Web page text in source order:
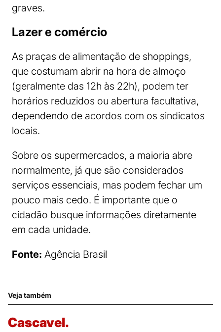
graves.
Lazer e comércio
As praças de alimentação de shoppings,
que costumam abrir na hora de almoço
(geralmente das 12h às 22h), podem ter
horários reduzidos ou abertura facultativa,
dependendo de acordos com os sindicatos
locais.
Sobre os supermercados, a maioria abre
normalmente, já que são considerados
serviços essenciais, mas podem fechar um
pouco mais cedo. É importante que o
cidadão busque informações diretamente
em cada unidade.
Fonte: Agência Brasil
Veja também
Cascavel.